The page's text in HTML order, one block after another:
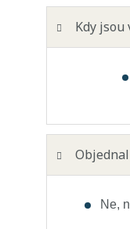
Kdy jsou
Ne,